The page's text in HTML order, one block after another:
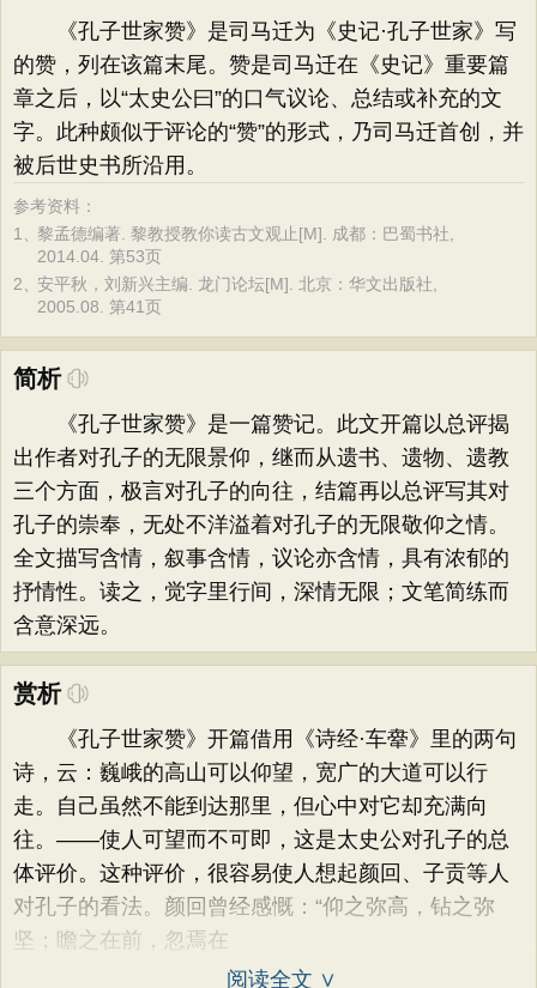
《孔子世家赞》是司马迁为《史记·孔子世家》写
的赞，列在该篇末尾。赞是司马迁在《史记》重要篇
章之后，以“太史公曰”的口气议论、总结或补充的文
字。此种颇似于评论的“赞”的形式，乃司马迁首创，并
被后世史书所沿用。
参考资料：
1、黎孟德编著. 黎教授教你读古文观止[M]. 成都：巴蜀书社,
2014.04. 第53页
2、安平秋，刘新兴主编. 龙门论坛[M]. 北京：华文出版社,
2005.08. 第41页
简析
《孔子世家赞》是一篇赞记。此文开篇以总评揭
出作者对孔子的无限景仰，继而从遗书、遗物、遗教
三个方面，极言对孔子的向往，结篇再以总评写其对
孔子的崇奉，无处不洋溢着对孔子的无限敬仰之情。
全文描写含情，叙事含情，议论亦含情，具有浓郁的
抒情性。读之，觉字里行间，深情无限；文笔简练而
含意深远。
赏析
《孔子世家赞》开篇借用《诗经·车舝》里的两句
诗，云：巍峨的高山可以仰望，宽广的大道可以行
走。自己虽然不能到达那里，但心中对它却充满向
往。——使人可望而不可即，这是太史公对孔子的总
体评价。这种评价，很容易使人想起颜回、子贡等人
对孔子的看法。颜回曾经感慨：“仰之弥高，钻之弥
坚；瞻之在前，忽焉在
阅读全文 ∨